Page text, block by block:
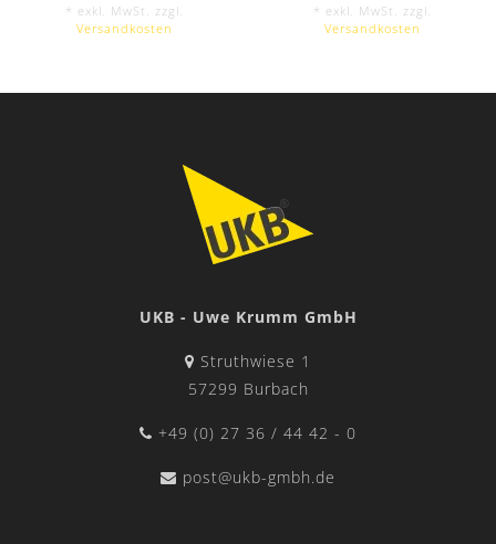
* exkl. MwSt. zzgl.
Versandkosten
* exkl. MwSt. zzgl.
Versandkosten
UKB - Uwe Krumm GmbH
Struthwiese 1
57299 Burbach
+49 (0) 27 36 / 44 42 - 0
post@ukb-gmbh.de